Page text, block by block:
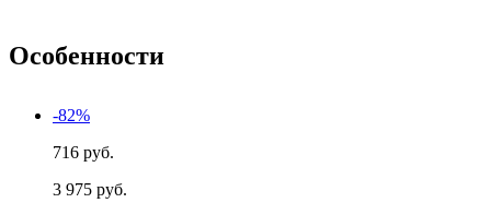
Особенности
-82%
716 руб.
3 975 руб.